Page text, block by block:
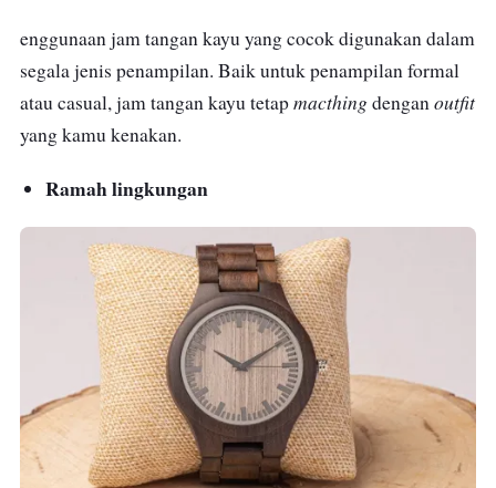
enggunaan jam tangan kayu yang cocok digunakan dalam
segala jenis penampilan. Baik untuk penampilan formal
atau casual, jam tangan kayu tetapmacthingdenganoutfit
yang kamu kenakan.
Ramah lingkungan